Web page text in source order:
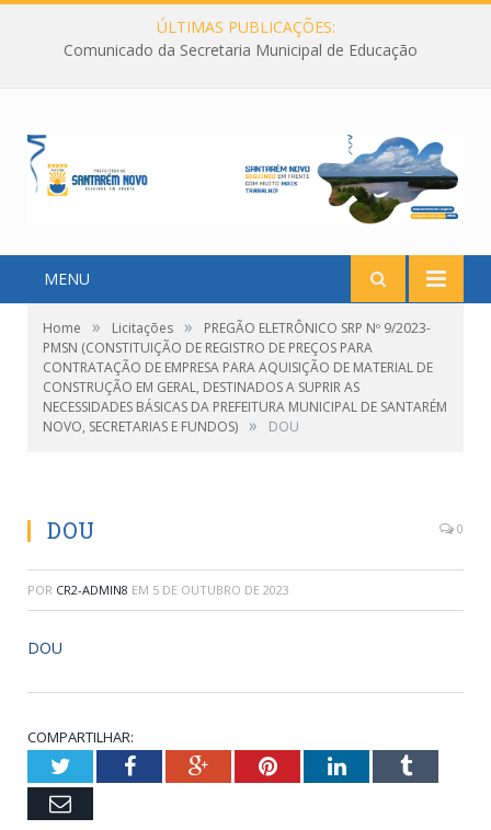
ÚLTIMAS PUBLICAÇÕES:
Comunicado da Secretaria Municipal de Educação
MENU
Home » Licitações »
PREGÃO ELETRÔNICO SRP Nº 9/2023-
PMSN (CONSTITUIÇÃO DE REGISTRO DE PREÇOS PARA
CONTRATAÇÃO DE EMPRESA PARA AQUISIÇÃO DE MATERIAL DE
CONSTRUÇÃO EM GERAL, DESTINADOS A SUPRIR AS
NECESSIDADES BÁSICAS DA PREFEITURA MUNICIPAL DE SANTARÉM
NOVO, SECRETARIAS E FUNDOS) » DOU
DOU 0
POR CR2-ADMIN8 EM 5 DE OUTUBRO DE 2023
DOU
COMPARTILHAR:
TwitterFacebookGoogle+PinterestLinkedInTumblr
Email